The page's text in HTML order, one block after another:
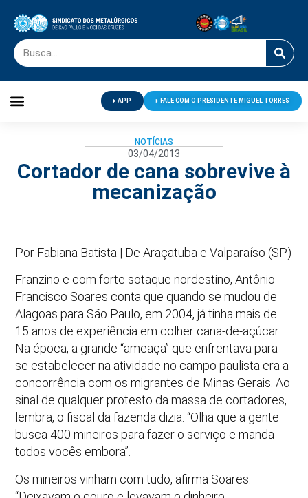
APP FALE COM O PRESIDENTE MIGUEL TORRES
NOTÍCIAS
03/04/2013
Cortador de cana sobrevive à
mecanização
Por Fabiana Batista | De Araçatuba e Valparaíso (SP)
Franzino e com forte sotaque nordestino, Antônio
Francisco Soares conta que quando se mudou de
Alagoas para São Paulo, em 2004, já tinha mais de
15 anos de experiência em colher cana-de-açúcar.
Na época, a grande “ameaça” que enfrentava para
se estabelecer na atividade no campo paulista era a
concorrência com os migrantes de Minas Gerais. Ao
sinal de qualquer protesto da massa de cortadores,
lembra, o fiscal da fazenda dizia: “Olha que a gente
busca 400 mineiros para fazer o serviço e manda
todos vocês embora”.
Os mineiros vinham com tudo, afirma Soares.